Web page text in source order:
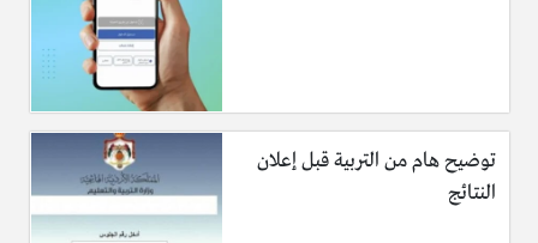
توضيح هام من التربية قبل إعلان
النتائج